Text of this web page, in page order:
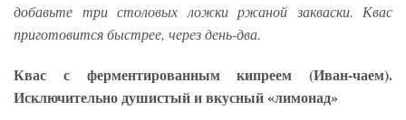
добавьте три столовых ложки ржаной закваски. Квас
приготовится быстрее, через день-два.
Квас с ферментированным кипреем (Иван-чаем).
Исключительно душистый и вкусный «лимонад»